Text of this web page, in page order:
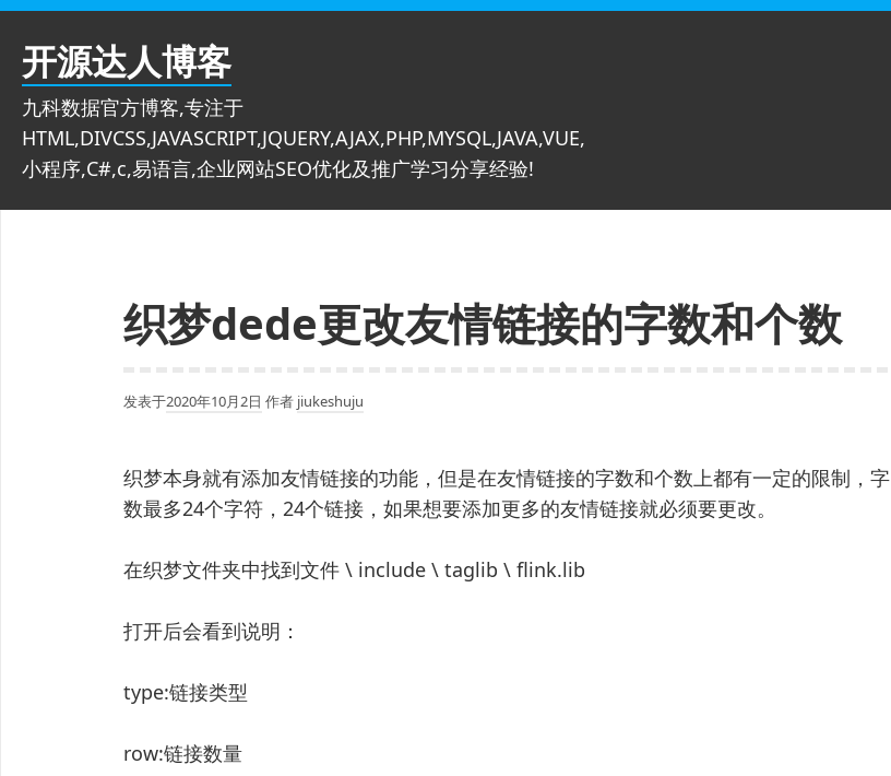
跳
开源达人博客
九科数据官方博客,专注于
HTML,DIVCSS,JAVASCRIPT,JQUERY,AJAX,PHP,MYSQL,JAVA,VUE,
小程序,C#,c,易语言,企业网站SEO优化及推广学习分享经验!
织梦dede更改友情链接的字数和个数
发表于2020年10月2日 作者 jiukeshuju
织梦本身就有添加友情链接的功能，但是在友情链接的字数和个数上都有一定的限制，字
数最多24个字符，24个链接，如果想要添加更多的友情链接就必须要更改。
在织梦文件夹中找到文件 \ include \ taglib \ flink.lib
打开后会看到说明：
type:链接类型
row:链接数量